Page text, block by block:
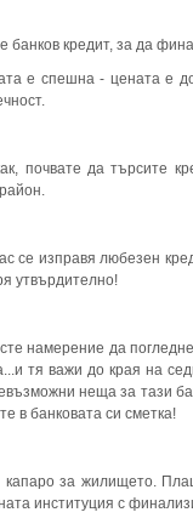
банков кредит, за да
е спешна - цената е
почвате да търсите
се изправя любезен
утвърдително!
намерение да
тя важи до края на
неща за тази
в банковата си сметка!
капаро за жилището.
институция с